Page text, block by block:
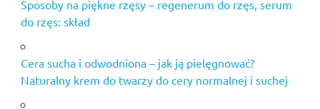
Sposoby na piękne rzęsy – regenerum do rzęs, serum
do rzęs: skład
Cera sucha i odwodniona – jak ją pielęgnować?
Naturalny krem do twarzy do cery normalnej i suchej